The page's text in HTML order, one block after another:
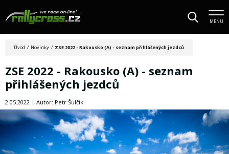
MENU
Úvod / Novinky / ZSE 2022 - Rakousko (A) - seznam přihlášených jezdců
ZSE 2022 - Rakousko (A) - seznam
přihlášených jezdců
2.05.2022 | Autor: Petr Šulčík